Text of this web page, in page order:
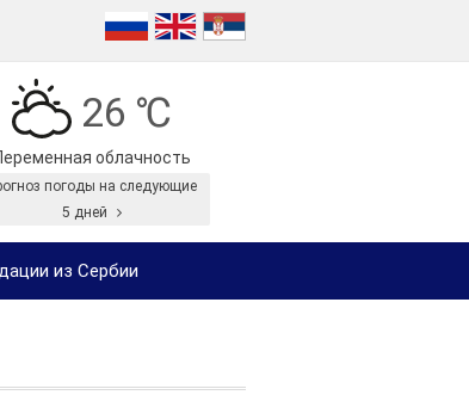
26 ℃
облачность
погоды на следующие
5 дней
из Сербии